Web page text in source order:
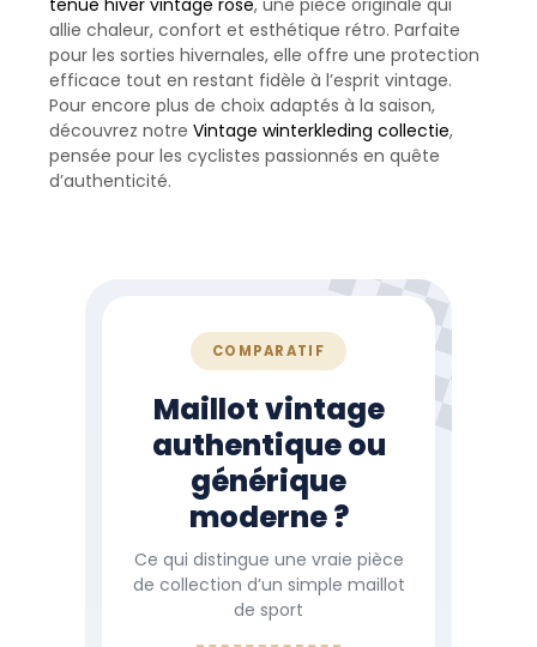
tenue hiver vintage rose, une pièce originale qui
allie chaleur, confort et esthétique rétro. Parfaite
pour les sorties hivernales, elle offre une protection
efficace tout en restant fidèle à l’esprit vintage.
Pour encore plus de choix adaptés à la saison,
découvrez notre Vintage winterkleding collectie,
pensée pour les cyclistes passionnés en quête
d’authenticité.
COMPARATIF
Maillot vintage
authentique ou
générique
moderne ?
Ce qui distingue une vraie pièce
de collection d’un simple maillot
de sport